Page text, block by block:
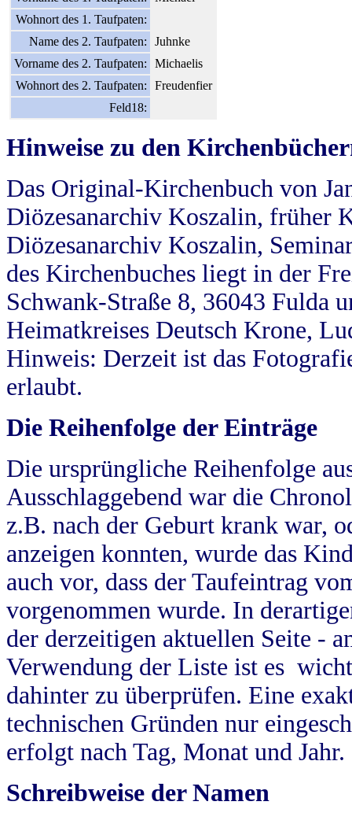
Wohnort des 1. Taufpaten:
Name des 2. Taufpaten:
Juhnke
Vorname des 2. Taufpaten:
Michaelis
Wohnort des 2. Taufpaten:
Freudenfier
Feld18:
Hinweise zu den
Das Original-Kirchenbuch von
Diözesanarchiv Koszalin, früher
Diözesanarchiv Koszalin,
des Kirchenbuches liegt in der
Schwank-Straße 8, 36043 Fulda
Heimatkreises Deutsch Krone,
Hinweis: Derzeit ist das
erlaubt.
Die Reihenfolge der Einträge
Die ursprüngliche Reihenfolge
Ausschlaggebend war die
z.B. nach der Geburt krank war,
anzeigen konnten, wurde das
auch vor, dass der Taufeintrag
vorgenommen wurde. In
der derzeitigen aktuellen Seite -
Verwendung der Liste ist es
dahinter zu überprüfen. Eine
technischen Gründen nur
erfolgt nach Tag, Monat und Jahr.
Schreibweise der Namen